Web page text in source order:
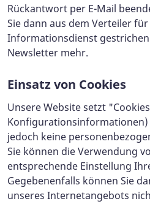
Rückantwort per E-Mail
Sie dann aus dem Verteiler
Informationsdienst
Newsletter mehr.
Einsatz von Cookies
Unsere Website setzt
Konfigurationsinformationen)
jedoch keine
Sie können die Verwendung
entsprechende Einstellung
Gegebenenfalls können Sie
unseres Internetangebots